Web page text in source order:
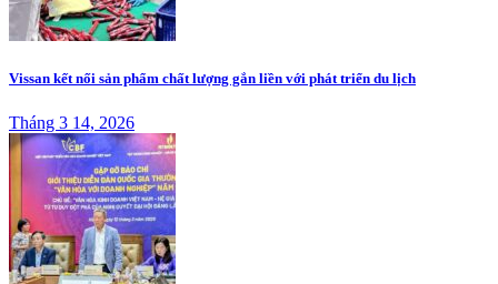
Vissan kết nối sản phẩm chất lượng gắn liền với phát triển du lịch
Tháng 3 14, 2026